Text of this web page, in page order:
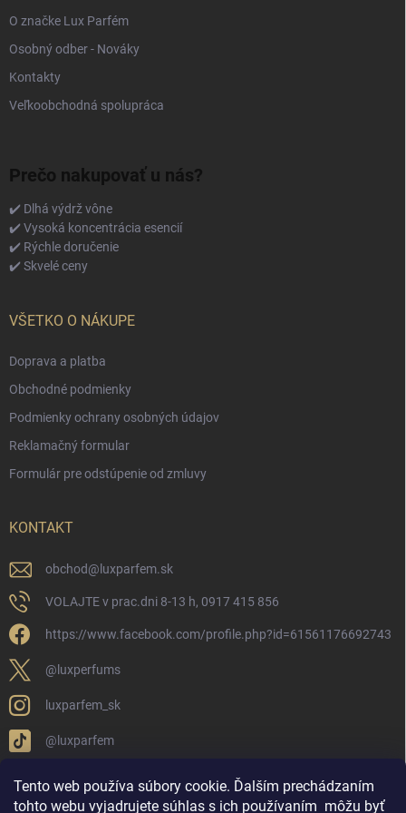
Tento web používa súbory cookie. Ďalším prechádzaním
tohto webu vyjadrujete súhlas s ich používaním môžu byť
O značke Lux Parfém
Osobný odber - Nováky
Kontakty
Veľkoobchodná spolupráca
Prečo nakupovať u nás?
✔️ Dlhá výdrž vône
✔️ Vysoká koncentrácia esencií
✔️ Rýchle doručenie
✔️ Skvelé ceny
VŠETKO O NÁKUPE
Doprava a platba
Obchodné podmienky
Podmienky ochrany osobných údajov
Reklamačný formular
Formulár pre odstúpenie od zmluvy
KONTAKT
obchod@ luxparfem.sk
VOLAJTE v prac.dni 8-13 h, 0917 415 856
https://www.facebook.com/profile.php?id=61561176692743
@luxperfums
luxparfem_sk
@luxparfem
LUX PARFÉM NOVÁKY Lux Parfém Skupina na FB